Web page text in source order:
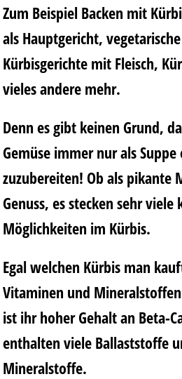
Zum Beispiel Backen mit
als Hauptgericht,
Kürbisgerichte mit Fleisch,
vieles andere mehr.
Denn es gibt keinen Grund,
Gemüse immer nur als
zuzubereiten! Ob als pikante
Genuss, es stecken sehr viele
Möglichkeiten im Kürbis.
Egal welchen Kürbis man
Vitaminen und
ist ihr hoher Gehalt an Beta-
enthalten viele Ballaststoffe
Mineralstoffe.